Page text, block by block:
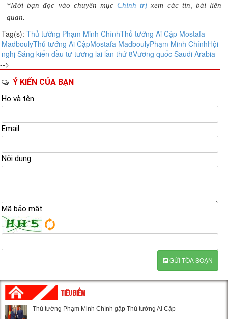
*Mời bạn đọc vào chuyên mục Chính trị xem các tin, bài liên
quan.
Tag(s): Thủ tướng Phạm Minh ChínhThủ tướng Ai Cập Mostafa
MadboulyThủ tướng Ai CậpMostafa MadboulyPhạm Minh ChínhHội
nghị Sáng kiến đầu tư tương lai lần thứ 8Vương quốc Saudi Arabia
-->
Ý KIẾN CỦA BẠN
Họ và tên
Email
Nội dung
Mã bảo mật
GỬI TÒA SOẠN
TIÊU ĐIỂM
Thủ tướng Phạm Minh Chính gặp Thủ tướng Ai Cập